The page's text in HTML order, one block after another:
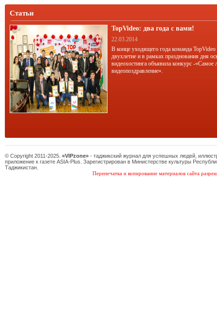
Статьи
TopVideo: два года с вами!
22.03.2014
В конце уходящего года команда TopVideo
двухлетие и в рамках празднования дня
видеохостинга объявила конкурс -«Самое
видеопоздравление».
© Copyright 2011-2025. «VIPzone» - таджикский журнал для успешных людей,
приложение к газете ASIA-Plus. Зарегистрирован в Министерстве культуры
Таджикистан.
Перепечатка и копирование материалов сайта